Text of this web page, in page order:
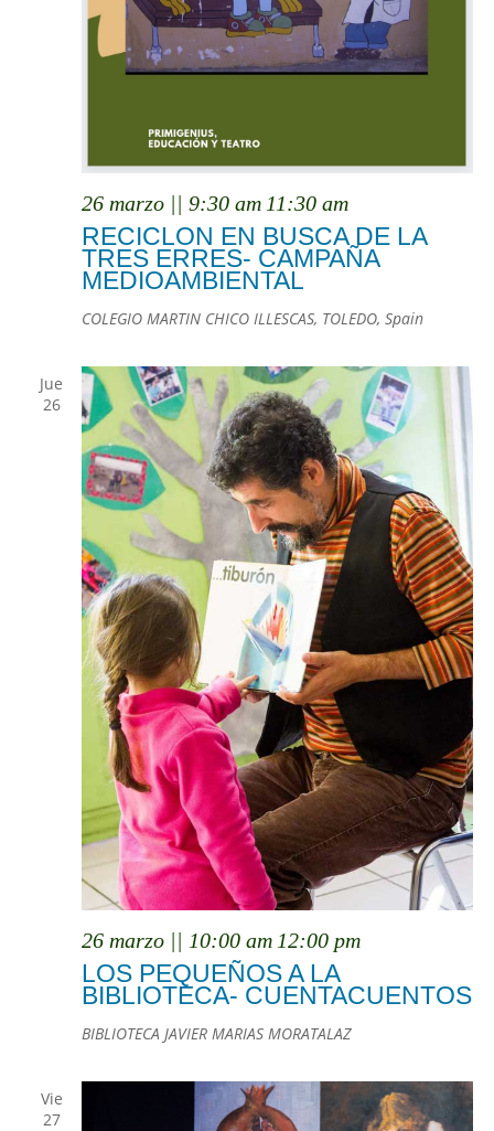
RECICLON EN BUSCA DE LA
TRES ERRES- CAMPAÑA
MEDIOAMBIENTAL
26 marzo || 9:30 am 11:30 am
COLEGIO MARTIN CHICO ILLESCAS, TOLEDO, Spain
Jue
26
LOS PEQUEÑOS A LA
BIBLIOTECA- CUENTACUENTOS
26 marzo || 10:00 am 12:00 pm
BIBLIOTECA JAVIER MARIAS MORATALAZ
Vie
27